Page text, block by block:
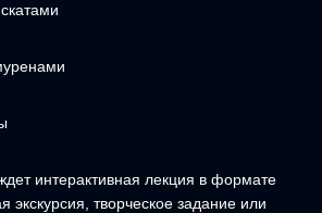
интерактивная лекция в формате
экскурсия, творческое задание или